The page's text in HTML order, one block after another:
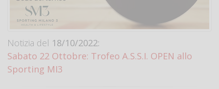
Notizia del 18/10/2022:
Sabato 22 Ottobre: Trofeo A.S.S.I. OPEN allo
Sporting MI3